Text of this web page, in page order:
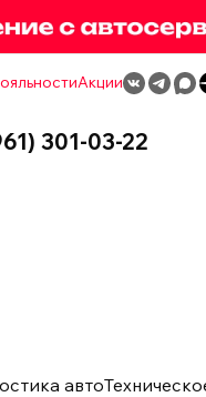
Акции
301-03-22
авто